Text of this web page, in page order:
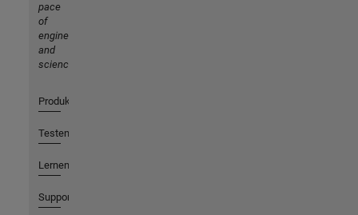
pace
of
engineering
and
science
Produkte
Testen oder Kaufen
Lernen
Support